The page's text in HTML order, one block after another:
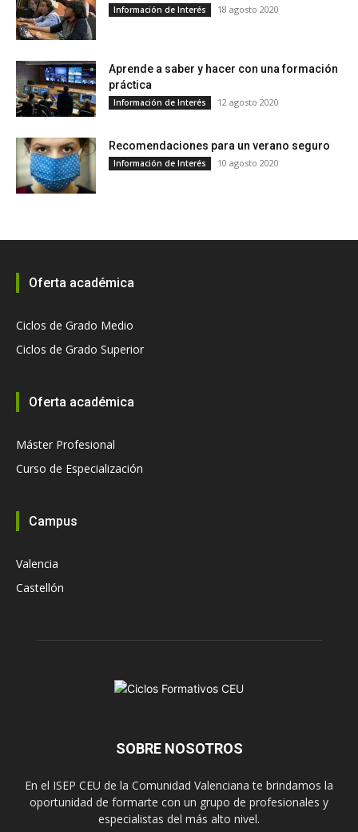
Información de Interés 18 agosto 2020
Aprende a saber y hacer con una formación
práctica
Información de Interés 12 agosto 2020
Recomendaciones para un verano seguro
Información de Interés 10 agosto 2020
Oferta académica
Ciclos de Grado Medio
Ciclos de Grado Superior
Oferta académica
Máster Profesional
Curso de Especialización
Campus
Valencia
Castellón
SOBRE NOSOTROS
En el ISEP CEU de la Comunidad Valenciana te brindamos la
oportunidad de formarte con un grupo de profesionales y
especialistas del más alto nivel.